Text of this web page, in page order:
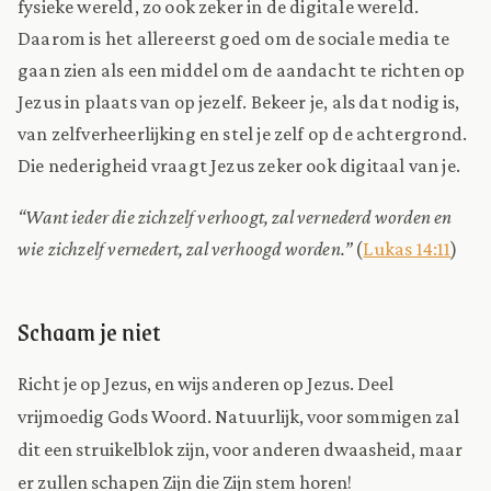
fysieke wereld, zo ook zeker in de digitale wereld.
Daarom is het allereerst goed om de sociale media te
gaan zien als een middel om de aandacht te richten op
Jezus in plaats van op jezelf. Bekeer je, als dat nodig is,
van zelfverheerlijking en stel je zelf op de achtergrond.
Die nederigheid vraagt Jezus zeker ook digitaal van je.
“Want ieder die zichzelf verhoogt, zal vernederd worden en
wie zichzelf vernedert, zal verhoogd worden.”(Lukas 14:11)
Schaam je niet
Richt je op Jezus, en wijs anderen op Jezus. Deel
vrijmoedig Gods Woord. Natuurlijk, voor sommigen zal
dit een struikelblok zijn, voor anderen dwaasheid, maar
er zullen schapen Zijn die Zijn stem horen!